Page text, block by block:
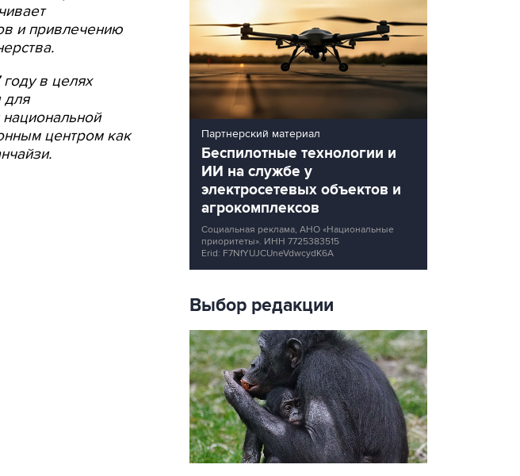
и привлечению
в целях
для
центром как
Партнерский материал
Беспилотные технологии и
ИИ на службе у
электросетевых объектов и
агрокомплексов
Социальная реклама, АНО «Национальные
приоритеты». ИНН 7725383515
Erid: F7NfYUJCUneVdwcydK6A
Выбор редакции